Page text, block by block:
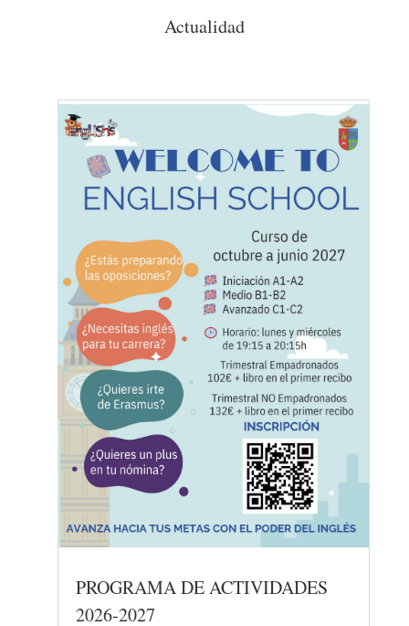
Actualidad
PROGRAMA DE ACTIVIDADES
2026-2027